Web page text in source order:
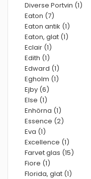
Diverse Portvin (1)
Eaton (7)
Eaton antik (1)
Eaton, glat (1)
Eclair (1)
Edith (1)
Edward (1)
Egholm (1)
Ejby (6)
Else (1)
Enhörna (1)
Essence (2)
Eva (1)
Excellence (1)
Farvet glas (15)
Fiore (1)
Florida, glat (1)